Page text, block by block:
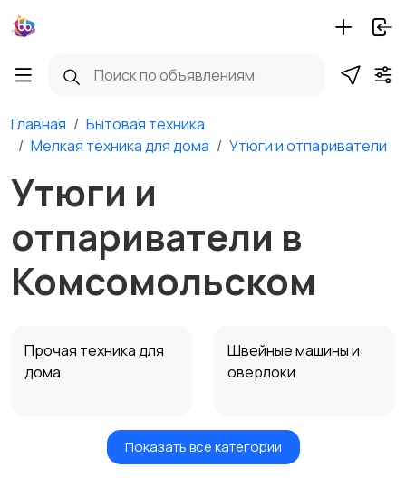
Главная
Бытовая техника
Мелкая техника для дома
Утюги и отпариватели
Утюги и
отпариватели в
Комсомольском
Прочая техника для
дома
Швейные машины и
оверлоки
Пылесосы
Показать все категории